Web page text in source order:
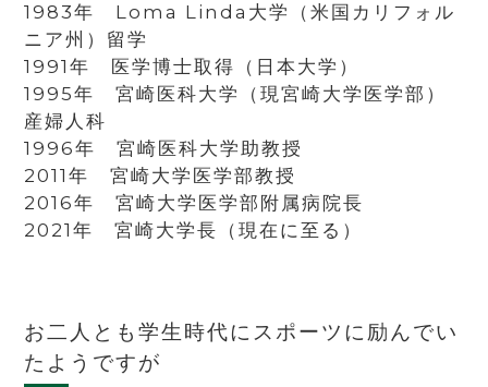
1983年 Loma Linda大学（米国カリフォル
ニア州）留学
1991年 医学博士取得（日本大学）
1995年 宮崎医科大学（現宮崎大学医学部）
産婦人科
1996年 宮崎医科大学助教授
2011年 宮崎大学医学部教授
2016年 宮崎大学医学部附属病院長
2021年 宮崎大学長（現在に至る）
お二人とも学生時代にスポーツに励んでい
たようですが